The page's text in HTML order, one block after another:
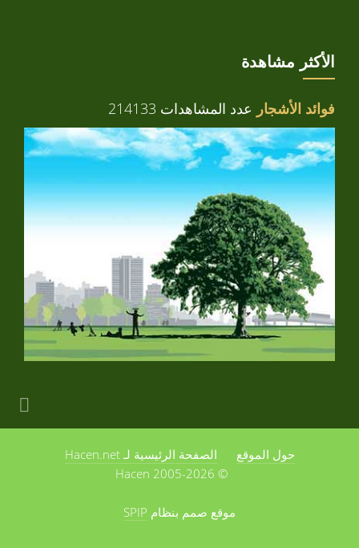
الأكثر مشاهدة
فوائد الأشجار عدد المشاهدات 214133
حول الموقع
الصفحة الرئيسية لـ Hacen.net
© 2005-2026 Hacen
موقع صمم بنظام SPIP